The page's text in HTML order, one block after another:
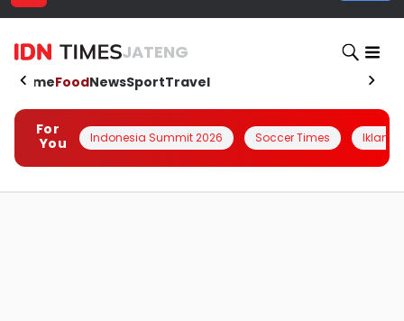
JATENG
HomeFoodNewsSportTravel
For
You
Indonesia Summit 2026 Soccer Times Iklanin